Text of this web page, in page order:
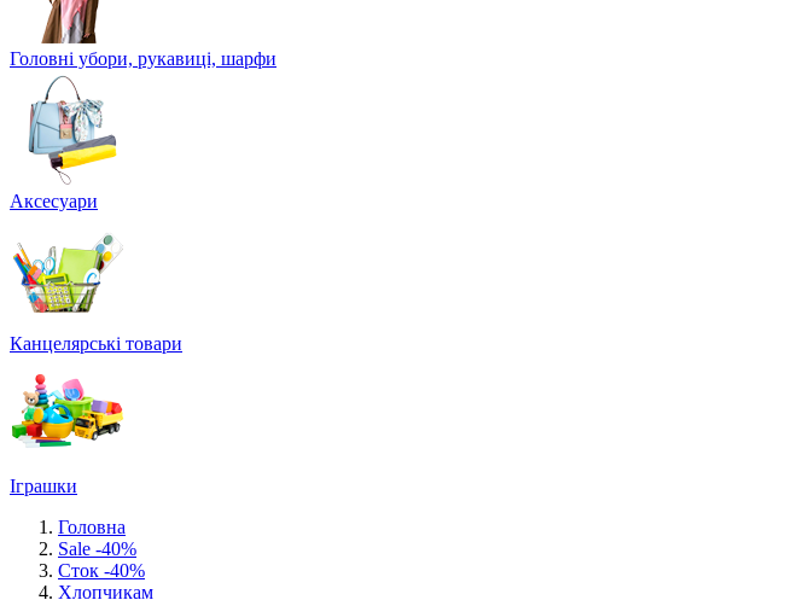
Головні убори, рукавиці, шарфи
Аксесуари
Канцелярські товари
Іграшки
Головна
Sale -40%
Сток -40%
Хлопчикам